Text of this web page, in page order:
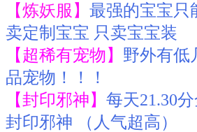
【炼妖服】 最强的宝宝只
卖定制宝宝 只卖宝宝装
【超稀有宠物】 野外有低
品宠物！！！
【封印邪神】 每天21.30
封印邪神 （人气超高）